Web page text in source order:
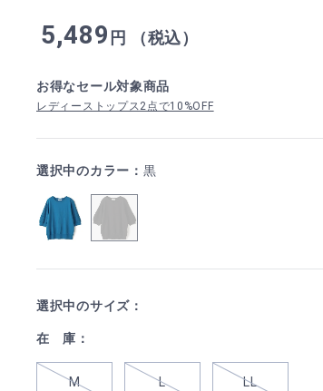
5,489 円 （税込）
お得なセール対象商品
レディーストップス2点で10%OFF
選択中のカラー： 黒
選択中のサイズ：
在 庫：
M L LL